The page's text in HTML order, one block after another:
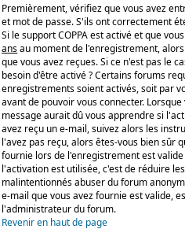
Premièrement, vérifiez que vous avez
et mot de passe. S'ils ont correctement
Si le support COPPA est activé et que
ansau moment de l'enregistrement,
que vous avez reçues. Si ce n'est pas le
besoin d'être activé ? Certains forums
enregistrements soient activés, soit par
avant de pouvoir vous connecter.
message aurait dû vous apprendre si
avez reçu un e-mail, suivez alors les
l'avez pas reçu, alors êtes-vous bien sûr
fournie lors de l'enregistrement est
l'activation est utilisée, c'est de réduire
malintentionnés abuser du forum
e-mail que vous avez fournie est valide,
l'administrateur du forum.
Revenir en haut de page